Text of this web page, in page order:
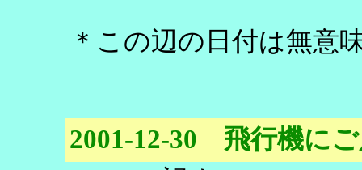
＊この辺の日付は無意
2001-12-30 飛行機に